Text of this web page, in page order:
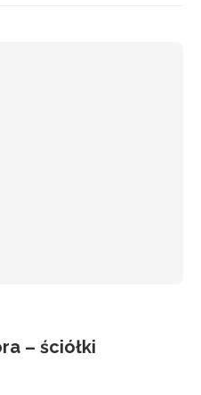
– ściółki